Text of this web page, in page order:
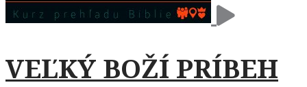
VEĽKÝ BOŽÍ PRÍBEH